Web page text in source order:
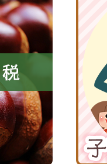
波
子
育
て
応
援